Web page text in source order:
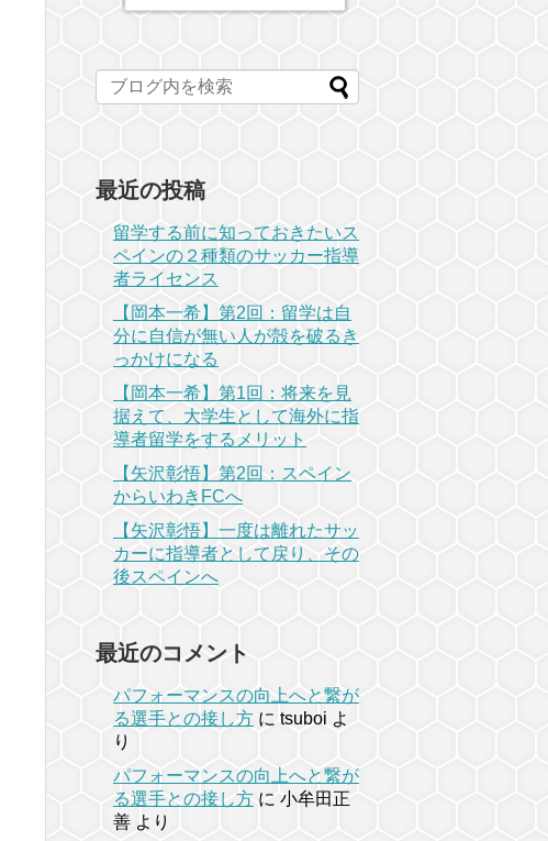
最近の投稿
留学する前に知っておきたいス
ペインの２種類のサッカー指導
者ライセンス
【岡本一希】第2回：留学は自
分に自信が無い人が殻を破るき
っかけになる
【岡本一希】第1回：将来を見
据えて、大学生として海外に指
導者留学をするメリット
【矢沢彰悟】第2回：スペイン
からいわきFCへ
【矢沢彰悟】一度は離れたサッ
カーに指導者として戻り、その
後スペインへ
最近のコメント
パフォーマンスの向上へと繋が
る選手との接し方 に tsuboi よ
り
パフォーマンスの向上へと繋が
る選手との接し方 に 小牟田正
善 より